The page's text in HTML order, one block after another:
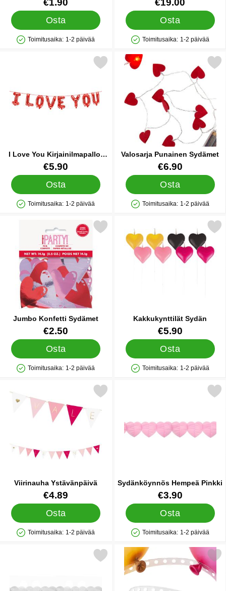
€1.90
Osta
Saatavuus: Varastossa
Toimitusaika: 1-2 päivää
€19.00
Osta
Saatavuus: Varastossa
Toimitusaika: 1-2 päivää
I Love You Kirjainilmapallot
Punaiset
Tuote.nro 41792
€5.90
Osta
Saatavuus: Varastossa
Toimitusaika: 1-2 päivää
i Love You Kirjainilmapallot Punaiset suosikiksi
Valosarja Punainen Sydämet
Tuote.nro 19526
€6.90
Osta
Saatavuus: Varastossa
Toimitusaika: 1-2 päivää
Merkitse valosarja
Jumbo Konfetti Sydämet
Tuote.nro 21846
€2.50
Osta
Saatavuus: Varastossa
Toimitusaika: 1-2 päivää
Merkitse jumbo Konfetti Sydämet suosikiksi
Kakkukynttilät Sydän
Tuote.nro 26446
€5.90
Osta
Saatavuus: Varastossa
Toimitusaika: 1-2 päivää
Merkitse
Viirinauha Ystävänpäivä
Tuote.nro 26023
€4.89
Osta
Saatavuus: Varastossa
Toimitusaika: 1-2 päivää
Merkitse viirinauha Ystävänpäivä suosikiksi
Sydänköynnös Hempeä Pinkki
Tuote.nro 33426
€3.90
Osta
Saatavuus: Varastossa
Toimitusaika: 1-2 päivää
Merkitse sydänköynnös
Merkitse sydänköynnös Valkoinen suosikiksi
Merkitse